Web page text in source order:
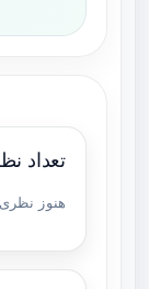
تعداد
هنوز